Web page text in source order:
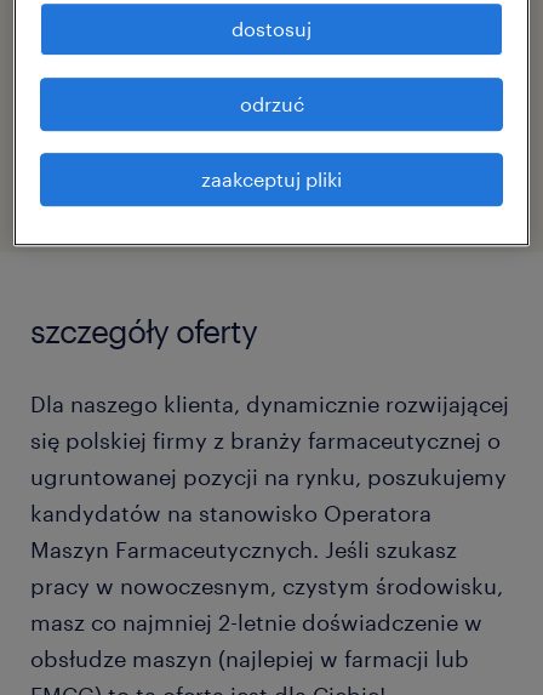
specjalizacja
produkcja
46665117
szczegóły oferty
Dla naszego klienta, dynamicznie rozwijającej
się polskiej firmy z branży farmaceutycznej o
ugruntowanej pozycji na rynku, poszukujemy
kandydatów na stanowisko Operatora
Maszyn Farmaceutycznych. Jeśli szukasz
pracy w nowoczesnym, czystym środowisku,
masz co najmniej 2-letnie doświadczenie w
obsłudze maszyn (najlepiej w farmacji lub
zaakceptuj pliki
odrzuć
dostosuj